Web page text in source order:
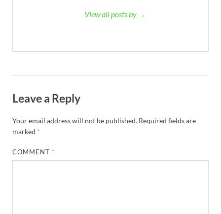
View all posts by →
Leave a Reply
Your email address will not be published. Required fields are
marked *
COMMENT *